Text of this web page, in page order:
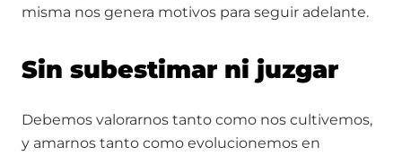
misma nos genera motivos para seguir adelante.
Sin subestimar ni juzgar
Debemos valorarnos tanto como nos cultivemos,
y amarnos tanto como evolucionemos en